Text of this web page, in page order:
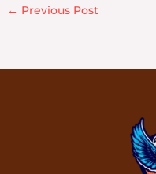
← Previous Post